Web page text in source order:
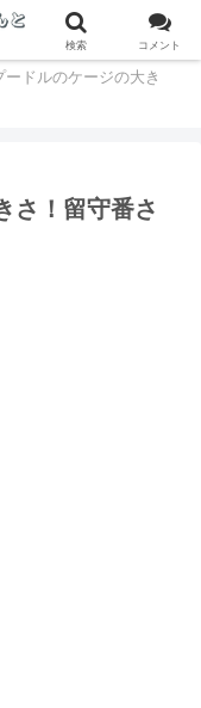
めランキング > >
ードルのケージの大き
さ！留守番さ
検索 コメント